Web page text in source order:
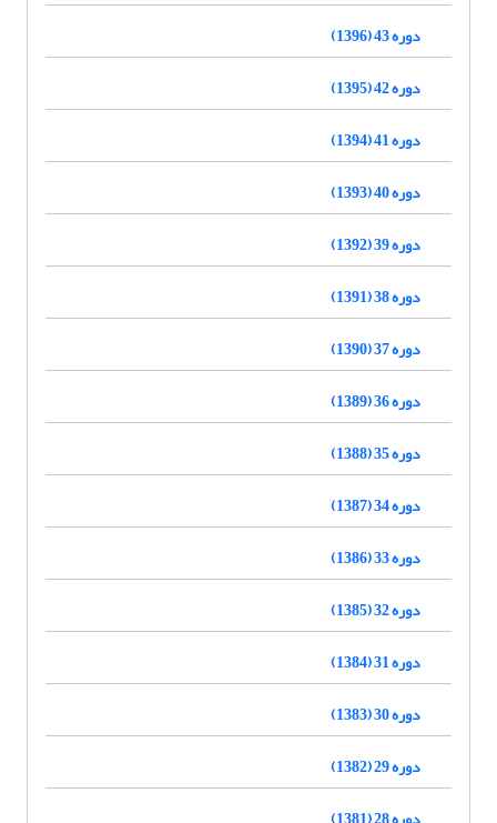
دوره 43 (1396)
دوره 42 (1395)
دوره 41 (1394)
دوره 40 (1393)
دوره 39 (1392)
دوره 38 (1391)
دوره 37 (1390)
دوره 36 (1389)
دوره 35 (1388)
دوره 34 (1387)
دوره 33 (1386)
دوره 32 (1385)
دوره 31 (1384)
دوره 30 (1383)
دوره 29 (1382)